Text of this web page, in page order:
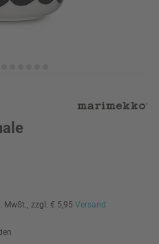
MwSt., zzgl. € 5,95 Versand